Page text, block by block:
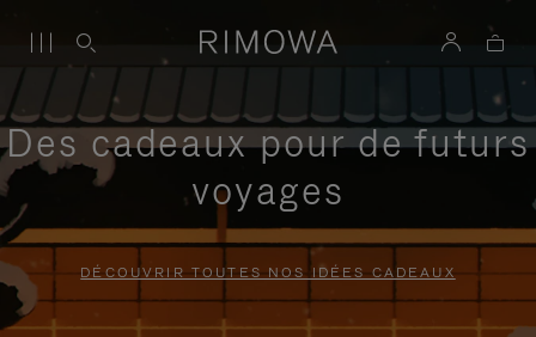
Des cadeaux pour de futurs
voyages
DÉCOUVRIR TOUTES NOS IDÉES CADEAUX